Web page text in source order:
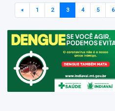
« 1 2 3 4 5 6